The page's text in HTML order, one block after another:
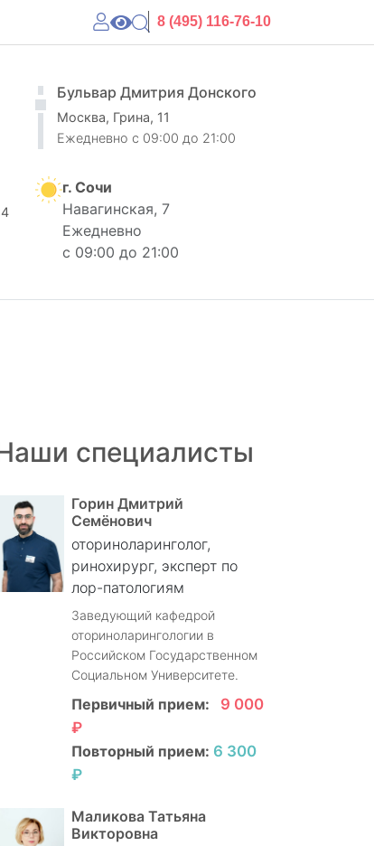
8 (495) 116-76-10
Бульвар Дмитрия Донского
Москва, Грина, 11
Ежедневно c 09:00 до 21:00
г. Сочи
Навагинская, 7
Ежедневно
с 09:00 до 21:00
специалисты
Горин Дмитрий
Семёнович
оториноларинголог,
ринохирург, эксперт по
лор-патологиям
Заведующий кафедрой
оториноларингологии в
Российском Государственном
Социальном Университете.
Первичный прием:
9 000
₽
Повторный прием: 6 300
₽
Маликова Татьяна
Викторовна